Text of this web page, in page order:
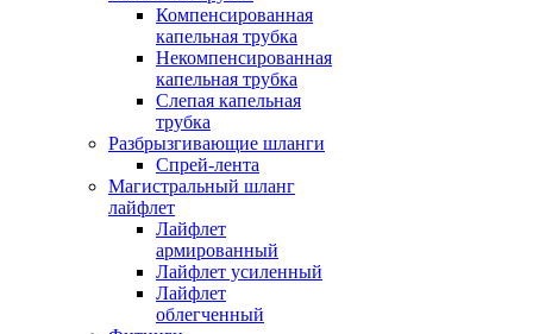
Компенсированная
капельная трубка
Некомпенсированная
капельная трубка
Слепая капельная
трубка
Разбрызгивающие шланги
Спрей-лента
Магистральный шланг
лайфлет
Лайфлет
армированный
Лайфлет усиленный
Лайфлет
облегченный